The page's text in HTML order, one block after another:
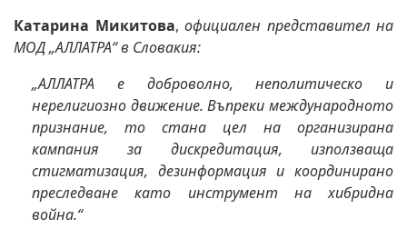
Катарина Микитова, официален представител на
МОД „АЛЛАТРА“ в Словакия:
„АЛЛАТРА е доброволно, неполитическо и
нерелигиозно движение. Въпреки международното
признание, то стана цел на организирана
кампания за дискредитация, използваща
стигматизация, дезинформация и координирано
преследване като инструмент на хибридна
война.“